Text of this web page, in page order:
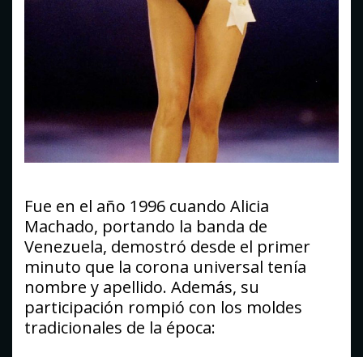
Fue en el año 1996 cuando Alicia
Machado, portando la banda de
Venezuela, demostró desde el primer
minuto que la corona universal tenía
nombre y apellido. Además, su
participación rompió con los moldes
tradicionales de la época: